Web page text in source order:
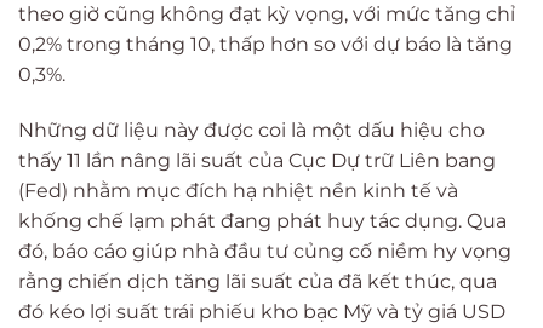
theo giờ cũng không đạt kỳ vọng, với mức tăng chỉ
0,2% trong tháng 10, thấp hơn so với dự báo là tăng
0,3%.
Những dữ liệu này được coi là một dấu hiệu cho
thấy 11 lần nâng lãi suất của Cục Dự trữ Liên bang
(Fed) nhằm mục đích hạ nhiệt nền kinh tế và
khống chế lạm phát đang phát huy tác dụng. Qua
đó, báo cáo giúp nhà đầu tư củng cố niềm hy vọng
rằng chiến dịch tăng lãi suất của đã kết thúc, qua
đó kéo lợi suất trái phiếu kho bạc Mỹ và tỷ giá USD